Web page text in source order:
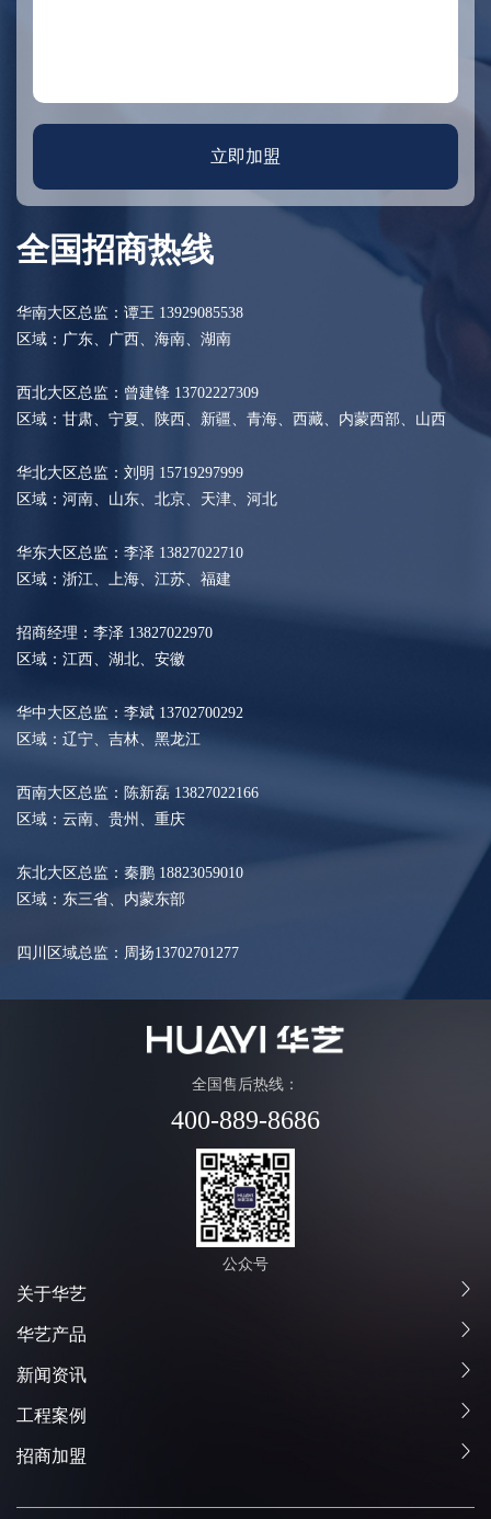
立即加盟
全国招商热线
华南大区总监：谭王 13929085538
区域：广东、广西、海南、湖南
西北大区总监：曾建锋 13702227309
区域：甘肃、宁夏、陕西、新疆、青海、西藏、内蒙西部、山西
华北大区总监：刘明 15719297999
区域：河南、山东、北京、天津、河北
华东大区总监：李泽 13827022710
区域：浙江、上海、江苏、福建
招商经理：李泽 13827022970
区域：江西、湖北、安徽
华中大区总监：李斌 13702700292
区域：辽宁、吉林、黑龙江
西南大区总监：陈新磊 13827022166
区域：云南、贵州、重庆
东北大区总监：秦鹏 18823059010
区域：东三省、内蒙东部
四川区域总监：周扬13702701277
全国售后热线：
400-889-8686
公众号
关于华艺
华艺产品
新闻资讯
工程案例
招商加盟